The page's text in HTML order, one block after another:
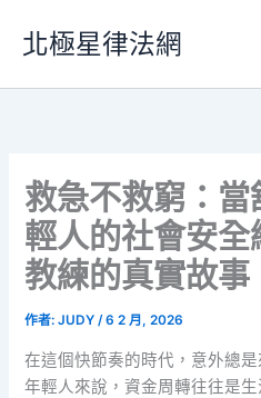
要
北極星律法網
救急不救窮：
輕人的社會安
教練的真實故事
作者:JUDY/6 2 月, 2026
在這個快節奏的時代，意外總
年輕人來說，資金周轉往往是